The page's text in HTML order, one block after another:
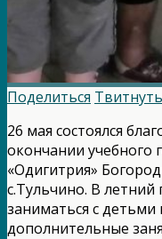
Поделиться Твитнуть
26 мая состоялся
окончании учебного
«Одигитрия»
с.Тульчино. В
заниматься с
дополнительные